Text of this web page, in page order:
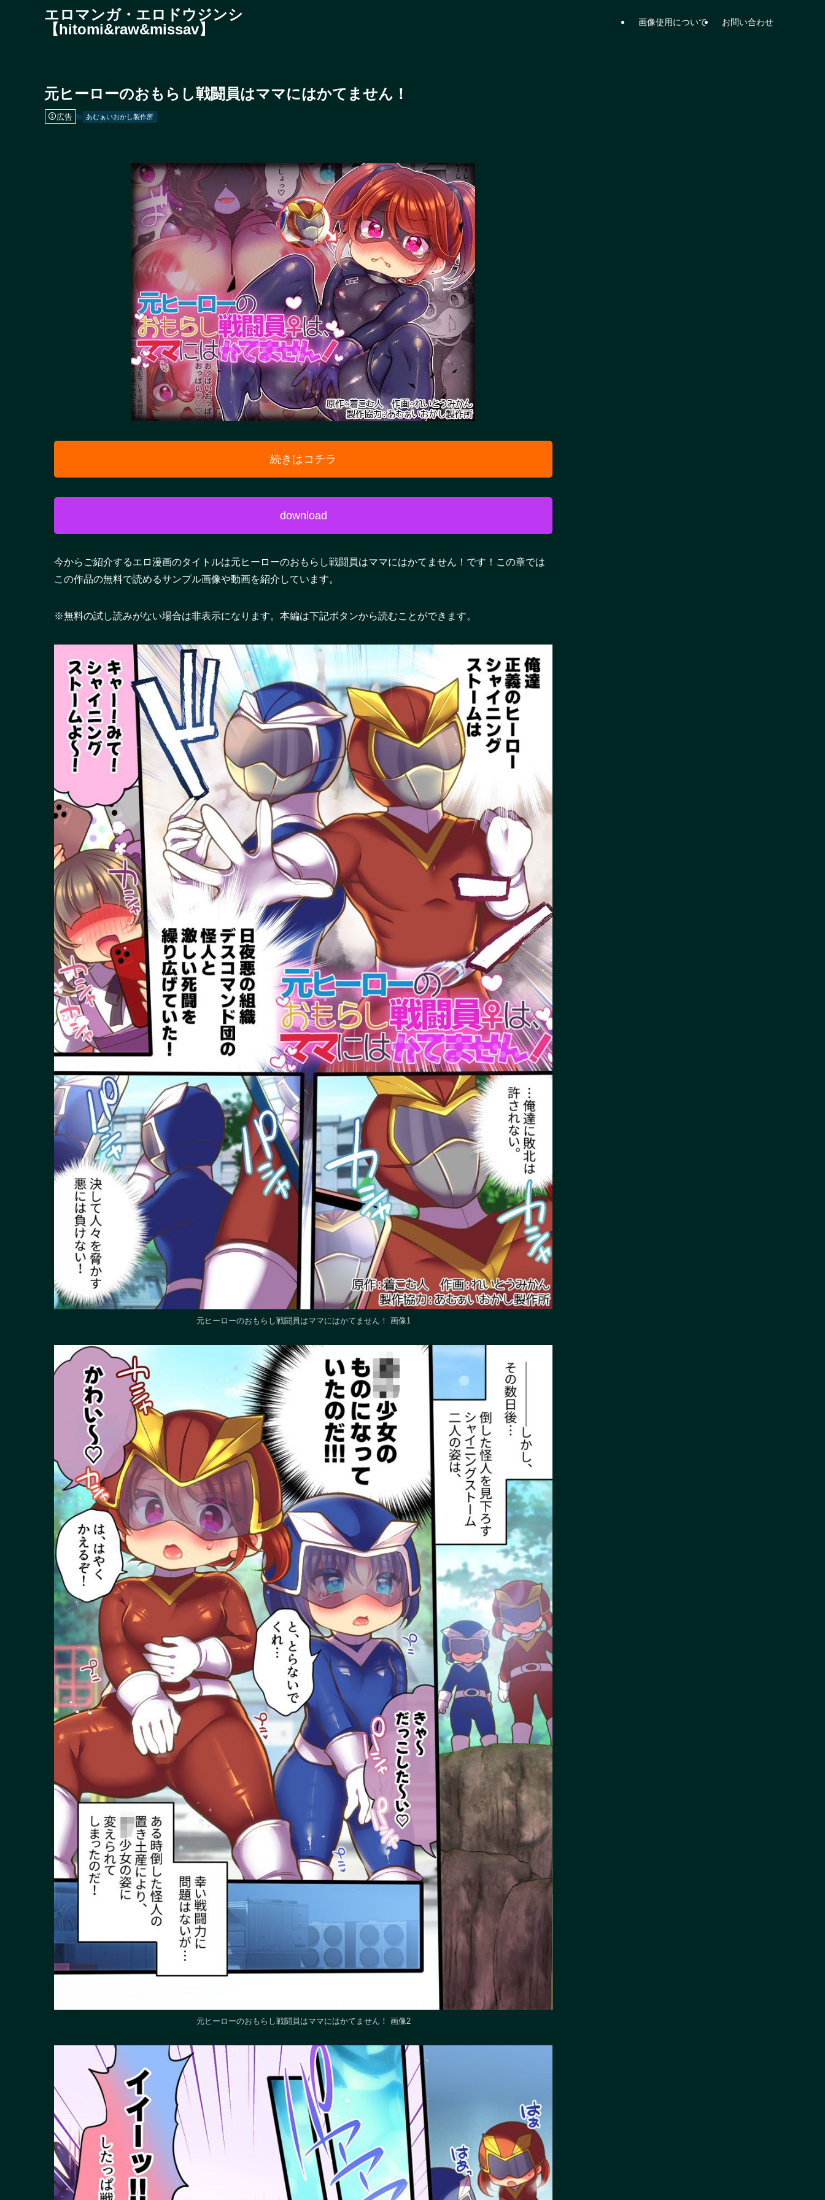
エロマンガ・エロドウジンシ
【hitomi&raw&missav】
画像使用について お問い合わせ
元ヒーローのおもらし戦闘員はママにはかてません！
広告 あむぁいおかし製作所
続きはコチラ
download
今からご紹介するエロ漫画のタイトルは元ヒーローのおもらし戦闘員はママにはかてません！です！この章では
この作品の無料で読めるサンプル画像や動画を紹介しています。
※無料の試し読みがない場合は非表示になります。本編は下記ボタンから読むことができます。
元ヒーローのおもらし戦闘員はママにはかてません！ 画像1
元ヒーローのおもらし戦闘員はママにはかてません！ 画像2